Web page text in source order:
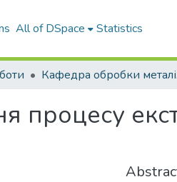
All of DSpace Statistics